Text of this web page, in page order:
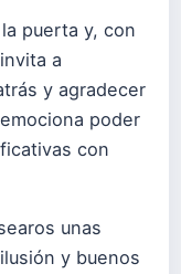
puerta y, con
a
y agradecer
poder
con
unas
y buenos